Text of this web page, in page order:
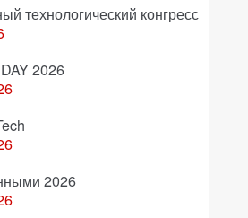
технологический конгресс
2026
2026